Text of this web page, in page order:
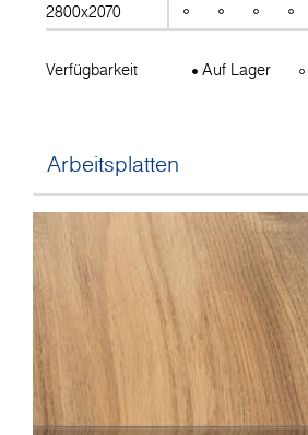
2800x2070
Verfügbarkeit Auf Lager
Arbeitsplatten